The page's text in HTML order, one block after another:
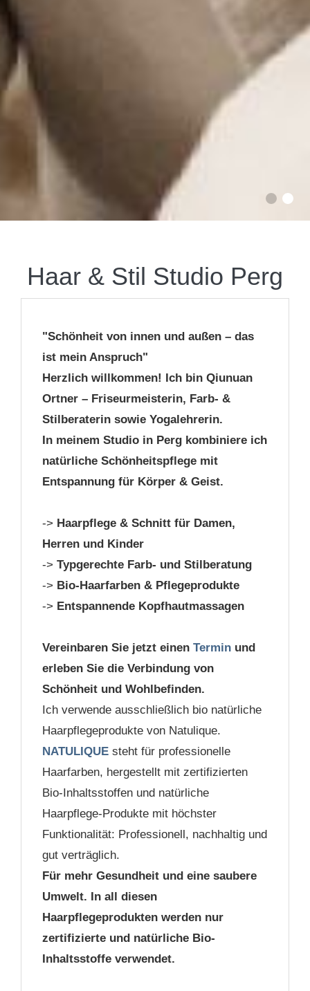
Haar & Stil Studio Perg
"Schönheit von innen und außen – das
ist mein Anspruch"
Herzlich willkommen! Ich bin Qiunuan
Ortner – Friseurmeisterin, Farb- &
Stilberaterin sowie Yogalehrerin.
In meinem Studio in Perg kombiniere ich
natürliche Schönheitspflege mit
Entspannung für Körper & Geist.
-> Haarpflege & Schnitt für Damen,
Herren und Kinder
-> Typgerechte Farb- und Stilberatung
-> Bio-Haarfarben & Pflegeprodukte
-> Entspannende Kopfhautmassagen
Vereinbaren Sie jetzt einen Termin und
erleben Sie die Verbindung von
Schönheit und Wohlbefinden.
Ich verwende ausschließlich bio natürliche
Haarpflegeprodukte von Natulique.
NATULIQUE steht für professionelle
Haarfarben, hergestellt mit zertifizierten
Bio-Inhaltsstoffen und natürliche
Haarpflege-Produkte mit höchster
Funktionalität: Professionell, nachhaltig und
gut verträglich.
Für mehr Gesundheit und eine saubere
Umwelt. In all diesen
Haarpflegeprodukten werden nur
zertifizierte und natürliche Bio-
Inhaltsstoffe verwendet.